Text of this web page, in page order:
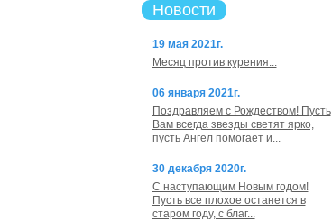
Новости
19 мая 2021г.
Месяц против курения...
06 января 2021г.
Поздравляем с Рождеством! Пусть
Вам всегда звезды светят ярко,
пусть Ангел помогает и...
30 декабря 2020г.
С наступающим Новым годом!
Пусть все плохое останется в
старом году, с благ...